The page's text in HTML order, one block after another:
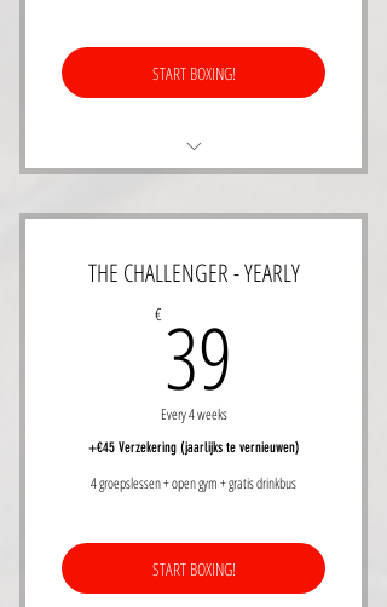
START BOXING!
Onbeperkt toegang tot de alle groepslessen
THE CHALLENGER - YEARLY
€ 39
Every 4 weeks
+€45 Verzekering (jaarlijks te vernieuwen)
4 groepslessen + open gym + gratis drinkbus
START BOXING!